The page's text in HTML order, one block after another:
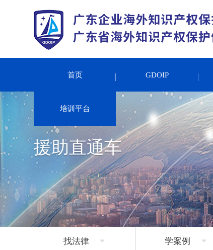
首页 GDOIP
培训平台
援助直通车
找法律  学案例 